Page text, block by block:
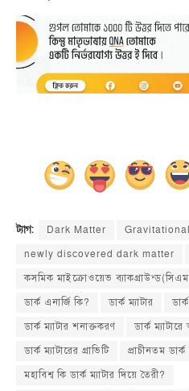
ট্যাগ: Dark Matter
newly discovered dark matter
কসমিক মাইক্রোওয়েভ
ডার্ক এনার্জি কি?
ডার্ক ম্যাটার
ডার্ক ম্যাটার শনাক্তকরণ
ডার্ক
ডার্ক ম্যাটারের গ্রাভিটি
প্রাচীনতম ডার্ক
মহাবিশ্ব কি ডার্ক ম্যাটার দিয়ে তৈরী?